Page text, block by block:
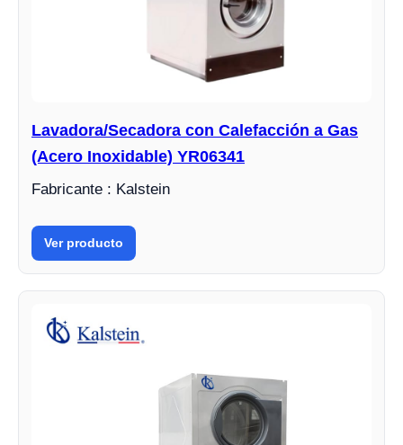
Lavadora/Secadora con Calefacción a Gas
(Acero Inoxidable) YR06341
Fabricante : Kalstein
Ver producto